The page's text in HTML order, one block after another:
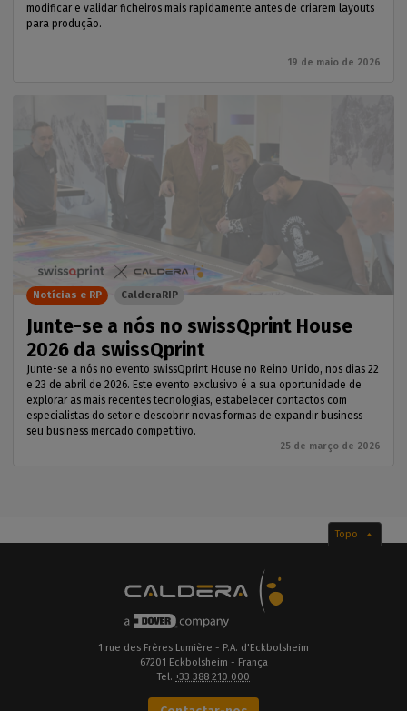
modificar e validar ficheiros mais rapidamente antes de criarem layouts
para produção.
19 de maio de 2026
Junte-se a nós no swissQprint House
2026 da swissQprint
Junte-se a nós no evento swissQprint House no Reino Unido, nos dias 22
e 23 de abril de 2026. Este evento exclusivo é a sua oportunidade de
explorar as mais recentes tecnologias, estabelecer contactos com
especialistas do setor e descobrir novas formas de expandir business
seu business mercado competitivo.
25 de março de 2026
Notícias e RP CalderaRIP
Topo
1 rue des Frères Lumière - P.A. d'Eckbolsheim
67201 Eckbolsheim - França
Tel. +33 388 210 000